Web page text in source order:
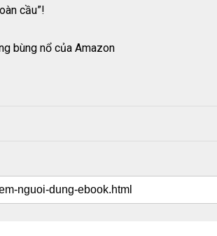
cầu”!
bùng nổ của Amazon